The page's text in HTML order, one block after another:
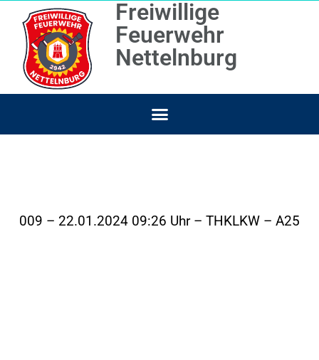
Freiwillige
Feuerwehr
Nettelnburg
009 – 22.01.2024 09:26 Uhr – THKLKW – A25